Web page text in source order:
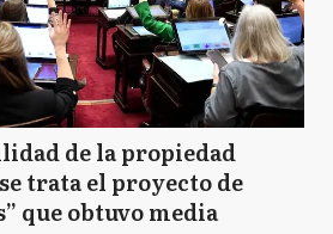
de la propiedad
trata el proyecto de
que obtuvo media